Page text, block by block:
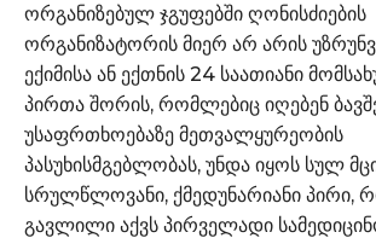
ორგანიზებულ ჯგუფებში ღონისძიების
ორგანიზატორის მიერ არ არის
ექიმისა ან ექთნის 24 საათიანი
პირთა შორის, რომლებიც იღებენ
უსაფრთხოებაზე მეთვალყურეობის
პასუხისმგებლობას, უნდა იყოს სულ
სრულწლოვანი, ქმედუნარიანი პირი,
გავლილი აქვს პირველადი